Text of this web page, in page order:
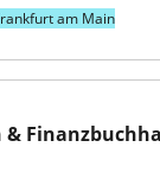
am Main
&